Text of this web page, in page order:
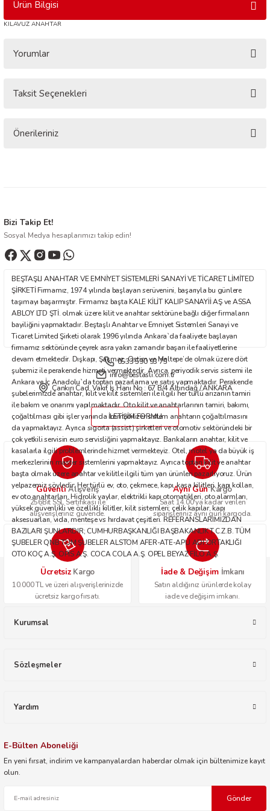
Ürün Bilgisi
KILAVUZ ANAHTAR
Yorumlar
Bu ürüne ilk yorumu siz yapın!
Taksit Seçenekleri
Önerileriniz
Ürün resmi kalitesiz, bozuk veya görüntülenemiyor.
Ürün açıklamasında eksik bilgiler bulunuyor.
Ürün bilgilerinde hatalar bulunuyor.
Bu ürüne benzer farklı alternatifler olmalı.
Gönder
Bizi Takip Et!
Sosyal Medya hesaplarımızı takip edin!
BEŞTAŞLI ANAHTAR VE EMNİYET SİSTEMLERİ SANAYİ VE TİCARET LİMİTED
ŞİRKETİ Firmamız, 1974 yılında başlayan serüvenini, başarıyla bu günlere
taşımayı başarmıştır. Firmamız başta KALE KİLİT KALIP SANAYİİ AŞ ve ASSA
ABLOY LTD ŞTİ. olmak üzere kilit ve anahtar sektörüne bağlı diğer firmaların
bayiliğini yapmaktadır. Beştaşlı Anahtar ve Emniyet Sistemleri Sanayi ve
Ticaret Limited Şirketi olarak 1996 yılında Ankara`da faaliyete başlayan
firmamız sektöründe çeyrek asra yakın zamandır başarı ile faaliyetlerine
devam etmektedir. Dışkapı, Şaşmaz, Ostim ve Maltepe’de olmak üzere dört
şubemiz ile perakende hizmeti vermektedir. Ayrıca, periyodik servis sistemi ile
Ankara ve İç Anadolu`da toptan pazarlama ve satış yapmaktadır. Perakende
şubelerimizde anahtar, kilit ve kilit sistemleri ile ilgili her türlü arızanın tamiri
ile bakım ve onarımı yapılmaktadır. Oto kilit ve anahtarlarının tamiri, bakımı,
çoğaltılması gibi işler yanında immobilizer sistem anahtarın çoğaltılmasını
da yapmaktayız. Ayrıca sigorta (assist) şirketleri ve otomotiv sektöründeki bir
çok yetkili servisin euro servisliğini yapmaktayız. Bankaların anahtar, kilit ve
kasalarla ilgili problemlerinde hizmet vermekteyiz. Otel, motel ya da büyük iş
merkezlerinin master sistemlerini yapmaktayız. Ayrıca toptan kilit ve anahtar
başta olmak üzere anahtar ve kilitle ilgili tüm yan ürünleri pazarlıyoruz. Ürün
yelpazemiz şöyledir: Her türlü ev, oto, çekmece, kapı, kasa kilitleri, kapı kolları,
ev oto anahtarları. Hidrolik yaylar, elektrikli kapı otomatikleri, oto alarmları,
yüksek güvenlikli ve özellikli kilitler, kilit sistemleri; çelik kapılar, kapı
aksesuarları, vida, menteşe vs hırdavat çeşitleri. REFERANSLARIMIZDAN
BAZILARI ŞUNLARDIR; CUMHURBAŞKANLIĞI BAŞBAKANLIK T.C.Z.B. TÜM
ŞUBELER QNB TÜM ŞUBELER ALSTOM AFER-ATE-APU ADİ ORTAKLIĞI
OTO KOÇ A.Ş. OPİS A.Ş. COCA COLA A.Ş. OPEL BEYAZ FİLO A.Ş.
0533 590 93 75
info@bestasli.com.tr
Çankırı Cad. Vakıf İş Hanı No : 67 B/4 Altındağ / ANKARA
İLETİŞİM FORMU
GüvenliAlışveriş
256Bit SSL Sertifikası ile
alışverişleriniz güvende.
Aynı GünKargo
Saat 14.00'ya kadar verilen
siparişleriniz aynı gün kargoda.
Ücretsiz Kargo
10.000 TL ve üzeri alışverişlerinizde
ücretsiz kargo fırsatı.
İade & Değişim İmkanı
Satın aldığınız ürünlerde kolay
iade ve değişim imkanı.
Kurumsal
Sözleşmeler
Yardım
E-Bülten Aboneliği
En yeni fırsat, indirim ve kampanyalardan haberdar olmak için bültenimize kayıt
olun.
Gönder